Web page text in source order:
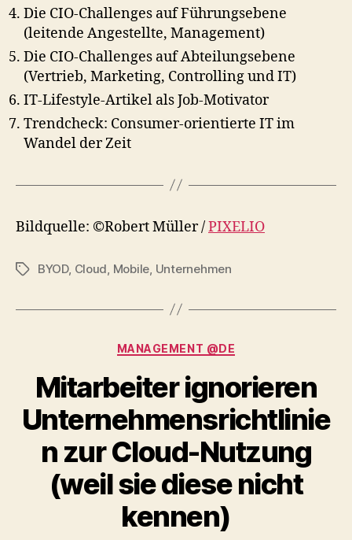
Die CIO-Challenges auf Führungsebene
(leitende Angestellte, Management)
Die CIO-Challenges auf Abteilungsebene
(Vertrieb, Marketing, Controlling und IT)
IT-Lifestyle-Artikel als Job-Motivator
Trendcheck: Consumer-orientierte IT im
Wandel der Zeit
Bildquelle: ©Robert Müller /PIXELIO
TagsBYOD, Cloud Mobile Unternehmen
Categories
MANAGEMENT @DE
Mitarbeiter ignorieren
Unternehmensrichtlinie
n zur Cloud-Nutzung
(weil sie diese nicht
kennen)